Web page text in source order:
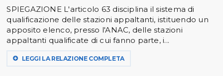
SPIEGAZIONE L'articolo 63 disciplina il sistema di
qualificazione delle stazioni appaltanti, istituendo un
apposito elenco, presso l'ANAC, delle stazioni
appaltanti qualificate di cui fanno parte, i...
LEGGI LA RELAZIONE COMPLETA